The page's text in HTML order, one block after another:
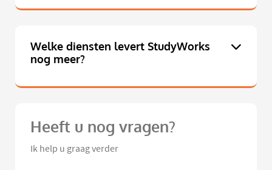
Welke diensten levert StudyWorks
nog meer?
Heeft u nog vragen?
Ik help u graag verder